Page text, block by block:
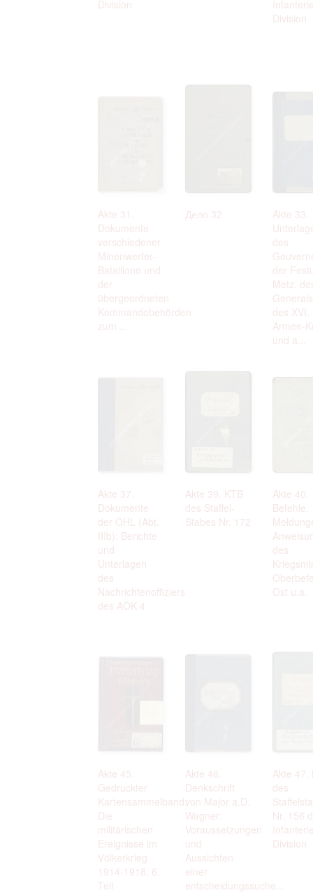
Division
Division
Akte 31.
Dokumente
verschiedener
Minenwerfer-
Bataillone und
der
übergeordneten
Kommandobehörden
zum ...
Дело 32
Akte 33.
des
der
Metz,
des XVI.
Armee-
und a...
Akte 37.
Dokumente
der OHL (Abt.
IIIb): Berichte
und
Unterlagen
des
Nachrichtenoffiziers
des AOK 4
Akte 39. KTB
des Staffel-
Stabes Nr. 172
Akte 40.
Befehle,
des
Ost u.a.
Akte 45.
Gedruckter
Kartensammelband:
Die
militärischen
Ereignisse im
Völkerkrieg
1914-1918, 6.
Teil
Akte 46.
Denkschrift
von Major a.D.
Wagner:
Voraussetzungen
und
Aussichten
einer
entscheidungssuche...
Akte 47.
des
Nr. 156
Division